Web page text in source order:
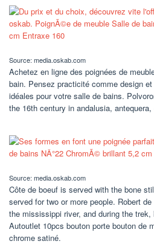
Source: media.oskab.com
Achetez en ligne des poignées de
bain. Pensez practicité comme design
idéales pour votre salle de bains.
the 16th century in andalusia, antequera,
Source: media.oskab.com
Côte de boeuf is served with the bone
served for two or more people. Robert
the mississippi river, and during the
Autoutlet 10pcs bouton porte bouton de
chrome satiné.